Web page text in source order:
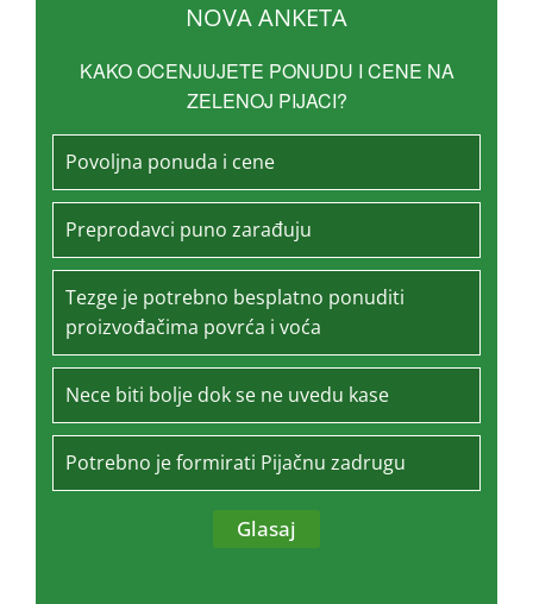
NOVA ANKETA
KAKO OCENJUJETE PONUDU I CENE NA
ZELENOJ PIJACI?
Povoljna ponuda i cene
Preprodavci puno zarađuju
Tezge je potrebno besplatno ponuditi
proizvođačima povrća i voća
Nece biti bolje dok se ne uvedu kase
Potrebno je formirati Pijačnu zadrugu